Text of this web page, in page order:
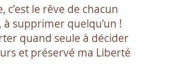
c’est le rêve de chacun
supprimer quelqu’un !
quand seule à décider
et préservé ma Liberté